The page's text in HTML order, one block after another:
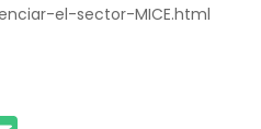
el-sector-MICE.html